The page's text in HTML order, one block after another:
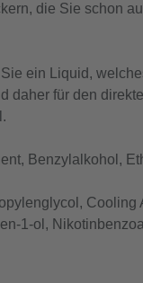
die Sie schon
ein Liquid,
für den
Benzylalkohol,
Cooling
1-ol,